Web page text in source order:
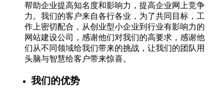
帮助企业提高知名度和影响力，提高企业网上竞争
力。我们的客户来自各行各业，为了共同目标，工
作上密切配合，从创业型小企业到行业有影响力的
网站建设公司，感谢他们对我们的高要求，感谢他
们从不同领域给我们带来的挑战，让我们的团队用
头脑与智慧给客户带来惊喜。
我们的优势